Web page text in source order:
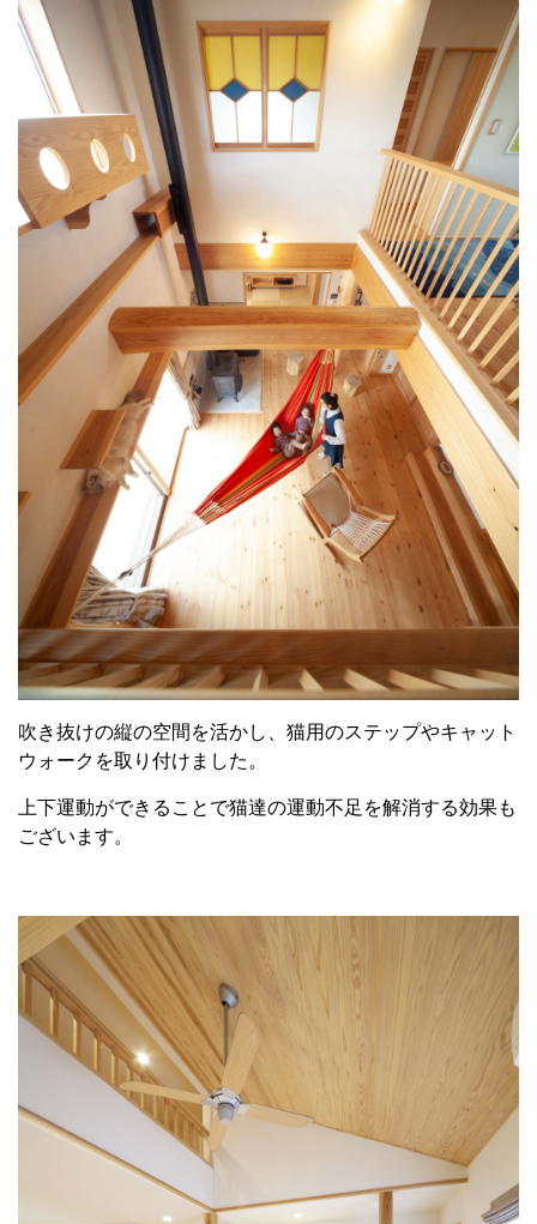
吹き抜けの縦の空間を活かし、猫用のステップやキャット
ウォークを取り付けました。
上下運動ができることで猫達の運動不足を解消する効果も
ございます。